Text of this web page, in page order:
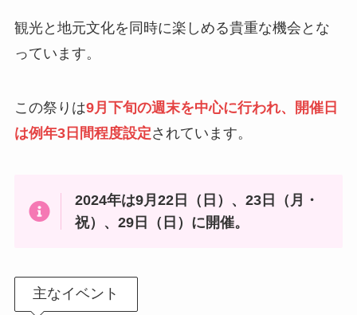
観光と地元文化を同時に楽しめる貴重な機会とな
っています。
この祭りは9月下旬の週末を中心に行われ、開催日
は例年3日間程度設定されています。
2024年は9月22日（日）、23日（月・
祝）、29日（日）に開催。
主なイベント